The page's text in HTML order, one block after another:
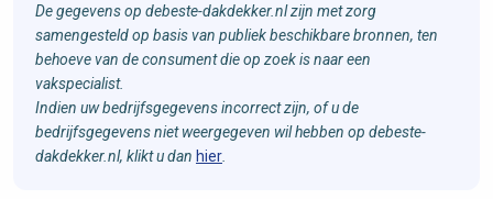
De gegevens op debeste-dakdekker.nl zijn met zorg
samengesteld op basis van publiek beschikbare bronnen, ten
behoeve van de consument die op zoek is naar een
vakspecialist.
Indien uw bedrijfsgegevens incorrect zijn, of u de
bedrijfsgegevens niet weergegeven wil hebben op debeste-
dakdekker.nl, klikt u dan hier